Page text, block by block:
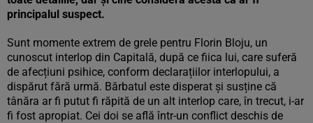
principalul suspect.
Sunt momente extrem de grele pentru Florin Bloju, un
cunoscut interlop din Capitală, după ce fiica lui, care suferă
de afecțiuni psihice, conform declarațiilor interlopului, a
dispărut fără urmă. Bărbatul este disperat și susține că
tânăra ar fi putut fi răpită de un alt interlop care, în trecut, i-ar
fi fost apropiat. Cei doi se află într-un conflict deschis de